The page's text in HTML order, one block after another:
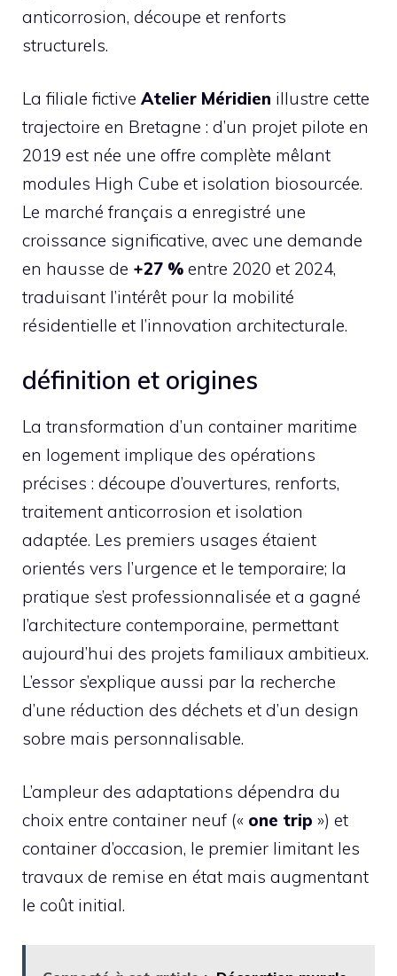
anticorrosion, découpe et renforts
structurels.
La filiale fictive Atelier Méridien illustre cette
trajectoire en Bretagne : d’un projet pilote en
2019 est née une offre complète mêlant
modules High Cube et isolation biosourcée.
Le marché français a enregistré une
croissance significative, avec une demande
en hausse de +27 % entre 2020 et 2024,
traduisant l’intérêt pour la mobilité
résidentielle et l’innovation architecturale.
définition et origines
La transformation d’un container maritime
en logement implique des opérations
précises : découpe d’ouvertures, renforts,
traitement anticorrosion et isolation
adaptée. Les premiers usages étaient
orientés vers l’urgence et le temporaire; la
pratique s’est professionnalisée et a gagné
l’architecture contemporaine, permettant
aujourd’hui des projets familiaux ambitieux.
L’essor s’explique aussi par la recherche
d’une réduction des déchets et d’un design
sobre mais personnalisable.
L’ampleur des adaptations dépendra du
choix entre container neuf (« one trip ») et
container d’occasion, le premier limitant les
travaux de remise en état mais augmentant
le coût initial.